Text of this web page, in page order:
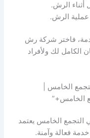
أثناء الرش.
عملية الرش.
فاختر شركة رش
لك ولأفراد
الخامس |
الخامس+”
التجمع الخامس يعتمد
فعالة وآمنة.